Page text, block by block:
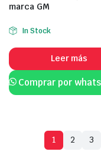
marca GM
In Stock
Leer más
Comprar por
1 2 3